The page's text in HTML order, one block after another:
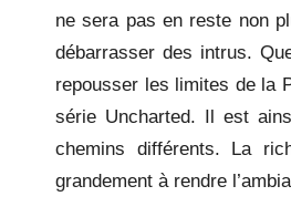
ne sera pas en reste non
débarrasser des intrus.
repousser les limites de la
série Uncharted. Il est
chemins différents. La
grandement à rendre